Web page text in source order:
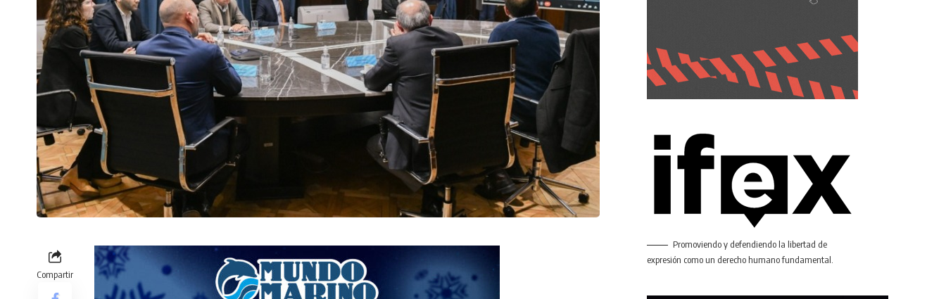
Compartir
Promoviendo y defendiendo la libertad de
expresión como un derecho humano fundamental.